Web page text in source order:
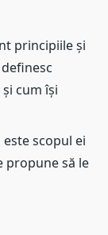
principiile și
cum își
scopul ei
propune să le